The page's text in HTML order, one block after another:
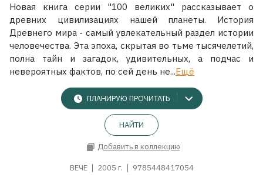
Новая книга серии "100 великих" рассказывает о
древних цивилизациях нашей планеты. История
Древнего мира - самый увлекательный раздел истории
человечества. Эта эпоха, скрытая во тьме тысячелетий,
полна тайн и загадок, удивительных, а подчас и
невероятных фактов, по сей день не...Ещё
ПЛАНИРУЮ ПРОЧИТАТЬ
НАЙТИ
Добавить в коллекцию
ВЕЧЕ 2005 г. 9785448417054